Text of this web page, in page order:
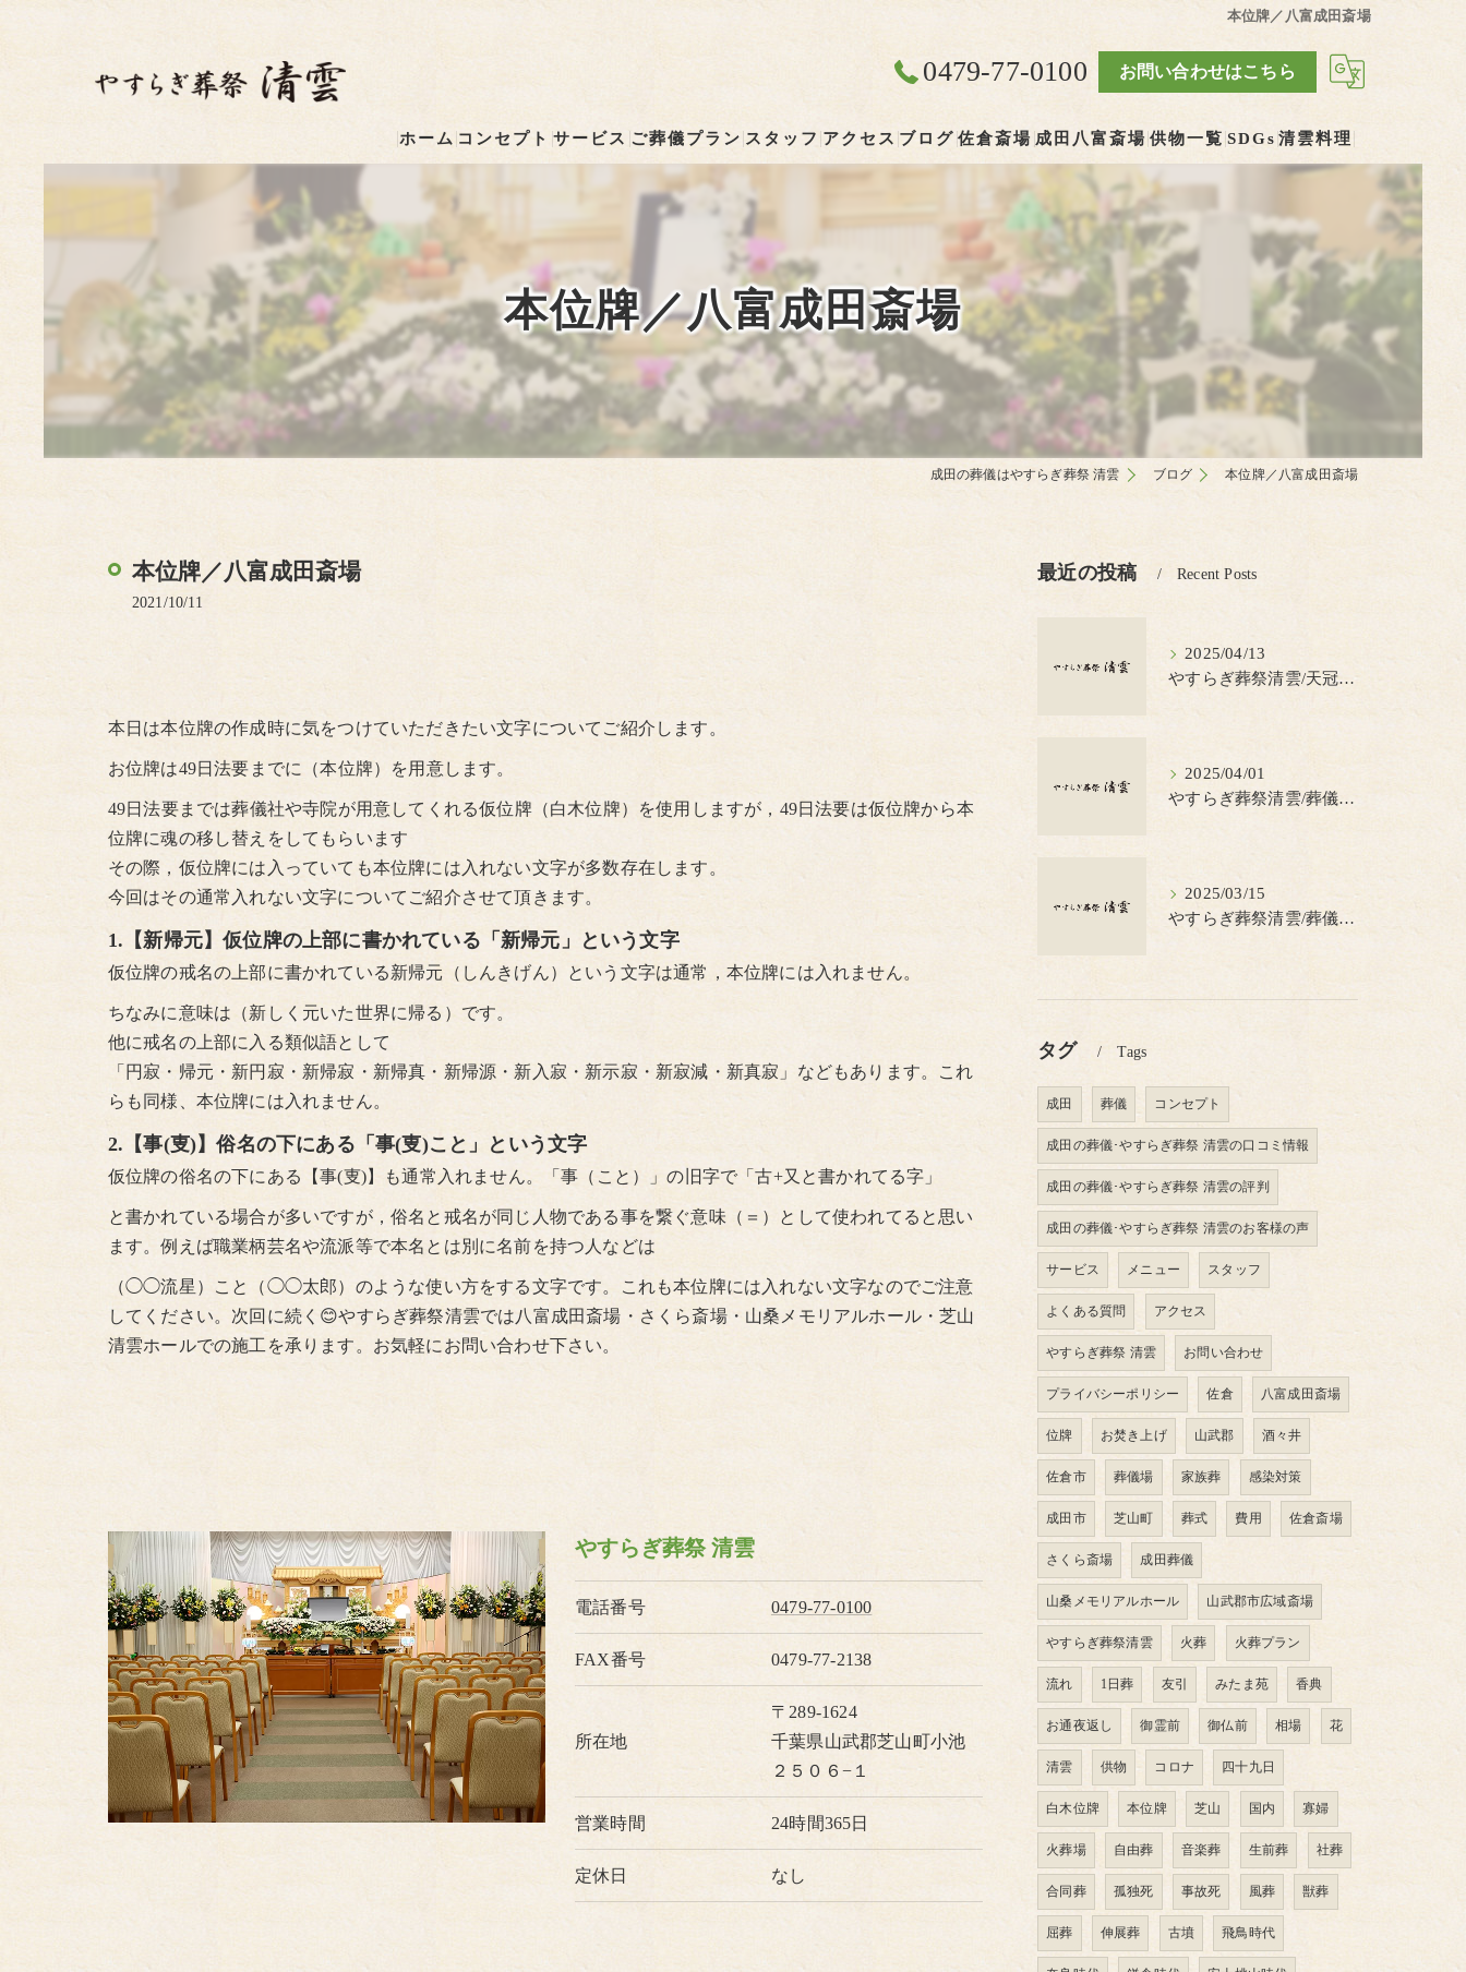
本位牌／八富成田斎場
0479-77-0100 お問い合わせはこちら
ホーム コンセプト
成田の葬儀･やすらぎ葬祭 清雲の口コミ情報
成田の葬儀･やすらぎ葬祭 清雲の評判
成田の葬儀･やすらぎ葬祭 清雲のお客様の声
サービス ご葬儀プラン スタッフ アクセス ブログ 佐倉斎場 成田八富斎場 供物一覧 SDGs 清雲料理
本位牌／八富成田斎場
成田の葬儀はやすらぎ葬祭 清雲 ブログ 本位牌／八富成田斎場
本位牌／八富成田斎場
2021/10/11
本日は本位牌の作成時に気をつけていただきたい文字についてご紹介します。
お位牌は49日法要までに（本位牌）を用意します。
49日法要までは葬儀社や寺院が用意してくれる仮位牌（白木位牌）を使用しますが，49日法要は仮位牌から本
位牌に魂の移し替えをしてもらいます
その際，仮位牌には入っていても本位牌には入れない文字が多数存在します。
今回はその通常入れない文字についてご紹介させて頂きます。
1.【新帰元】仮位牌の上部に書かれている「新帰元」という文字
仮位牌の戒名の上部に書かれている新帰元（しんきげん）という文字は通常，本位牌には入れません。
ちなみに意味は（新しく元いた世界に帰る）です。
他に戒名の上部に入る類似語として
「円寂・帰元・新円寂・新帰寂・新帰真・新帰源・新入寂・新示寂・新寂減・新真寂」などもあります。これ
らも同様、本位牌には入れません。
2.【事(叓)】俗名の下にある「事(叓)こと」という文字
仮位牌の俗名の下にある【事(叓)】も通常入れません。「事（こと）」の旧字で「古+又と書かれてる字」
と書かれている場合が多いですが，俗名と戒名が同じ人物である事を繋ぐ意味（＝）として使われてると思い
ます。例えば職業柄芸名や流派等で本名とは別に名前を持つ人などは
（◯◯流星）こと（◯◯太郎）のような使い方をする文字です。これも本位牌には入れない文字なのでご注意
してください。次回に続く😊やすらぎ葬祭清雲では八富成田斎場・さくら斎場・山桑メモリアルホール・芝山
清雲ホールでの施工を承ります。お気軽にお問い合わせ下さい。
やすらぎ葬祭 清雲
電話番号 0479-77-0100
FAX番号 0479-77-2138
所在地
〒289-1624
千葉県山武郡芝山町小池
２５０６−１
営業時間 24時間365日
定休日 なし
最近の投稿 Recent Posts
2025/04/13
やすらぎ葬祭清雲/天冠（てんかん）とは？
2025/04/01
やすらぎ葬祭清雲/葬儀の見積書について知っておきたいポイント
2025/03/15
やすらぎ葬祭清雲/葬儀で蝋燭を使う理由とは
タグ Tags
成田 葬儀 コンセプト
成田の葬儀･やすらぎ葬祭 清雲の口コミ情報
成田の葬儀･やすらぎ葬祭 清雲の評判
成田の葬儀･やすらぎ葬祭 清雲のお客様の声
サービス メニュー スタッフ
よくある質問 アクセス
やすらぎ葬祭 清雲 お問い合わせ
プライバシーポリシー 佐倉 八富成田斎場
位牌 お焚き上げ 山武郡 酒々井
佐倉市 葬儀場 家族葬 感染対策
成田市 芝山町 葬式 費用 佐倉斎場
さくら斎場 成田葬儀
山桑メモリアルホール 山武郡市広域斎場
やすらぎ葬祭清雲 火葬 火葬プラン
流れ 1日葬 友引 みたま苑 香典
お通夜返し 御霊前 御仏前 相場 花
清雲 供物 コロナ 四十九日
白木位牌 本位牌 芝山 国内 寡婦
火葬場 自由葬 音楽葬 生前葬 社葬
合同葬 孤独死 事故死 風葬 獣葬
屈葬 伸展葬 古墳 飛鳥時代